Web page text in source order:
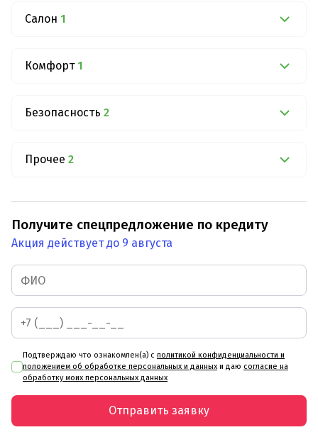
Салон 1
Комфорт 1
Безопасность 2
Прочее 2
Получите спецпредложение по кредиту
Акция действует до 9 августа
Подтверждаю что ознакомлен(а) с политикой конфиденциальности и
положением об обработке персональных и данных и даю согласие на
обработку моих персональных данных
Отправить заявку